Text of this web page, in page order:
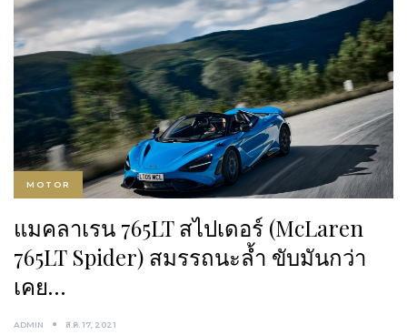
MOTOR
แมคลาเรน 765LT สไปเดอร์ (McLaren
765LT Spider) สมรรถนะล้ำ ขับมันกว่า
เคย…
ADMIN ส.ค. 17, 2021